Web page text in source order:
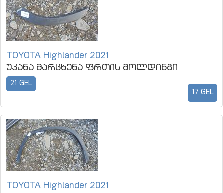
TOYOTA Highlander 2021
უკანა მარცხენა ფრთის მოლდინგი
21 GEL
17 GEL
TOYOTA Highlander 2021